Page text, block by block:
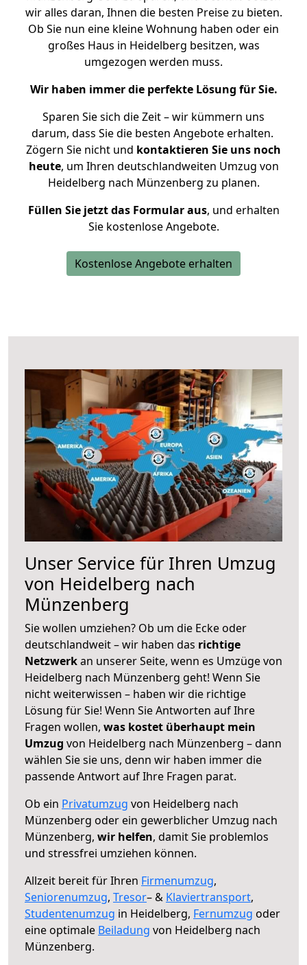
wir alles daran, Ihnen die besten Preise zu bieten.
Ob Sie nun eine kleine Wohnung haben oder ein
großes Haus in Heidelberg besitzen, was
umgezogen werden muss.
Wir haben immer die perfekte Lösung für Sie.
Sparen Sie sich die Zeit – wir kümmern uns
darum, dass Sie die besten Angebote erhalten.
Zögern Sie nicht und kontaktieren Sie uns noch
heute, um Ihren deutschlandweiten Umzug von
Heidelberg nach Münzenberg zu planen.
Füllen Sie jetzt das Formular aus, und erhalten
Sie kostenlose Angebote.
Kostenlose Angebote erhalten
Unser Service für Ihren Umzug
von Heidelberg nach
Münzenberg
Sie wollen umziehen? Ob um die Ecke oder
deutschlandweit – wir haben das richtige
Netzwerkan unserer Seite, wenn es Umzüge von
Heidelberg nach Münzenberg geht! Wenn Sie
nicht weiterwissen – haben wir die richtige
Lösung für Sie! Wenn Sie Antworten auf Ihre
Fragen wollen, was kostet überhaupt mein
Umzug von Heidelberg nach Münzenberg – dann
wählen Sie sie uns, denn wir haben immer die
passende Antwort auf Ihre Fragen parat.
Ob ein Privatumzug von Heidelberg nach
Münzenberg oder ein gewerblicher Umzug nach
Münzenberg, wir helfen, damit Sie problemlos
und stressfrei umziehen können.
Allzeit bereit für Ihren Firmenumzug,
Seniorenumzug, Tresor– & Klaviertransport,
Studentenumzug in Heidelberg, Fernumzug oder
eine optimale Beiladung von Heidelberg nach
Münzenberg.